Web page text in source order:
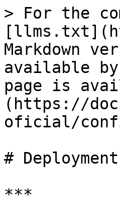
> For the
Markdown
available
page is
(https://
oficial/
# Deployment
***